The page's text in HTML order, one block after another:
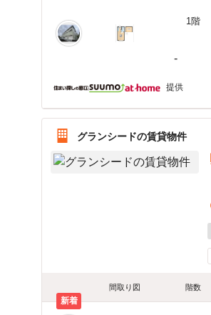
1階
-
提供
グランシードの賃貸物件
間取り図 階数
新着